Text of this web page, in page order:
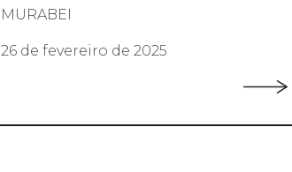
MURABEI
26 de fevereiro de 2025